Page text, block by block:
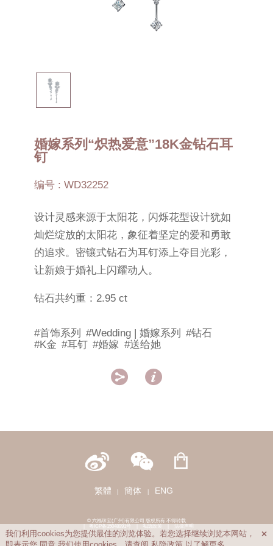
婚嫁系列“炽热爱意”18K金钻石耳
钉
编号 : WD32252
设计灵感来源于太阳花，闪烁花型设计犹如
灿烂绽放的太阳花，象征着坚定的爱和勇敢
的追求。密镶式钻石为耳钉添上夺目光彩，
让新娘于婚礼上闪耀动人。
钻石共约重：2.95 ct
#首饰系列 #Wedding | 婚嫁系列
#钻石
#K金 #耳钉 #婚嫁 #送给她
 
繁體 簡体 ENG
© 六福珠宝(广州)有限公司 版权所有 不得转载
|
粤ICP备15048991号 | 私隐政策 | 法律声明
我们利用cookies为您提供最佳的浏览体验。若您选择继续浏览本网站，
